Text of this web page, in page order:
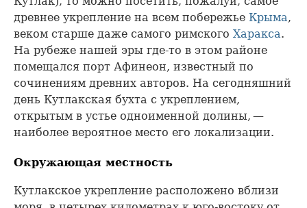
древнее укрепление на всем побережье Крыма,
веком старше даже самого римского Харакса.
На рубеже нашей эры где-то в этом районе
помещался порт Афинеон, известный по
сочинениям древних авторов. На сегодняшний
день Кутлакская бухта с укреплением,
открытым в устье одноименной долины, —
наиболее вероятное место его локализации.
Окружающая местность
Кутлакское укрепление расположено вблизи